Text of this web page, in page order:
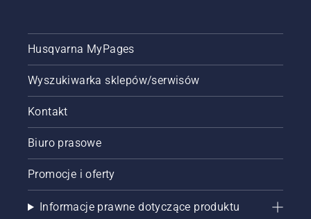
Husqvarna MyPages
Wyszukiwarka sklepów/serwisów
Kontakt
Biuro prasowe
Promocje i oferty
Informacje prawne dotyczące produktu